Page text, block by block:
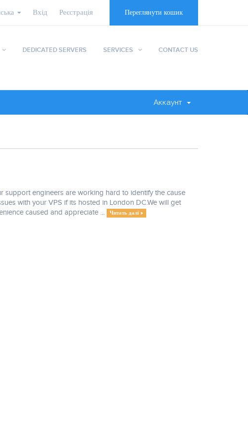
Вхід Реєстрація Переглянути кошик
DEDICATED SERVERS SERVICES CONTACT US
Аккаунт
engineers are working hard to identify the cause
with your VPS if its hosted in London DC.We will get
caused and appreciate ...
Читать далі »